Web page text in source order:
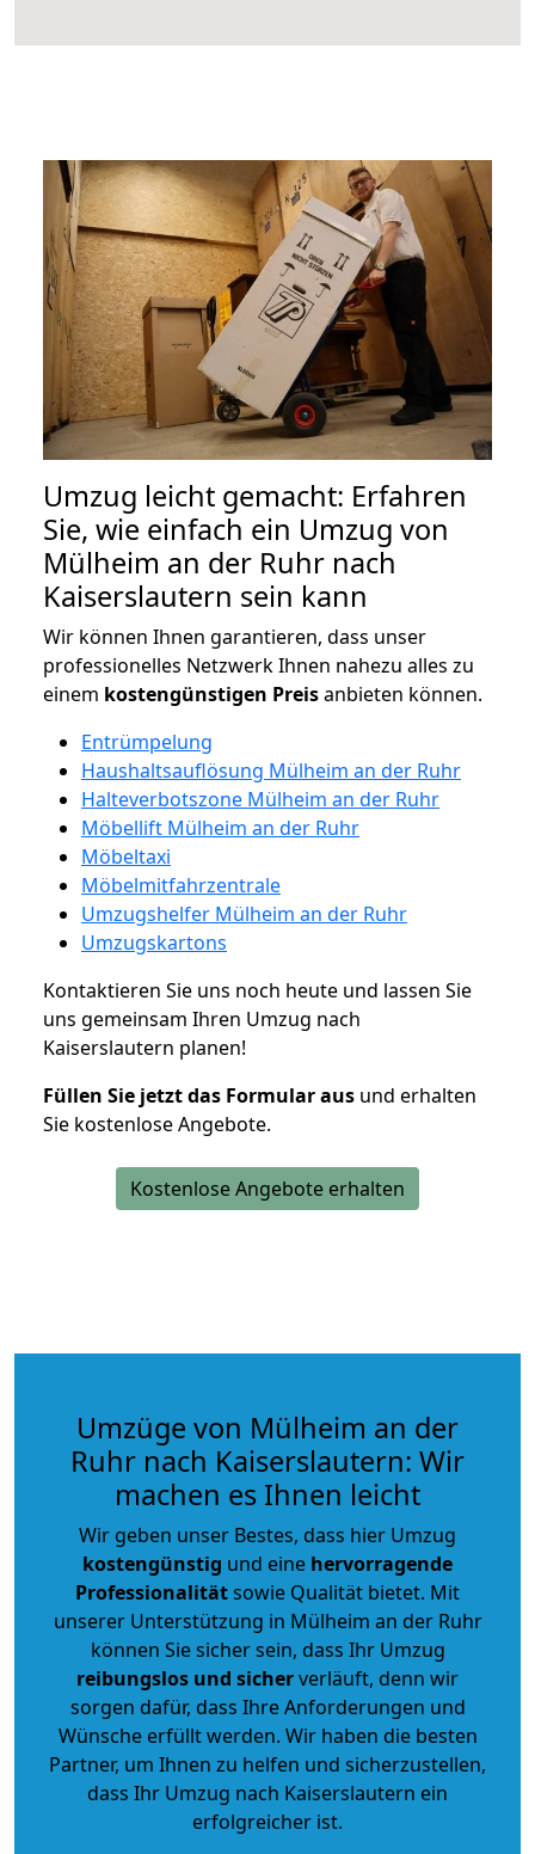
Umzug leicht gemacht: Erfahren
Sie, wie einfach ein Umzug von
Mülheim an der Ruhr nach
Kaiserslautern sein kann
Wir können Ihnen garantieren, dass unser
professionelles Netzwerk Ihnen nahezu alles zu
einem kostengünstigen Preisanbieten können.
Entrümpelung
Haushaltsauflösung Mülheim an der Ruhr
Halteverbotszone Mülheim an der Ruhr
Möbellift Mülheim an der Ruhr
Möbeltaxi
Möbelmitfahrzentrale
Umzugshelfer Mülheim an der Ruhr
Umzugskartons
Kontaktieren Sie uns noch heute und lassen Sie
uns gemeinsam Ihren Umzug nach
Kaiserslautern planen!
Füllen Sie jetzt das Formular aus und erhalten
Sie kostenlose Angebote.
Kostenlose Angebote erhalten
Umzüge von Mülheim an der
Ruhr nach Kaiserslautern: Wir
machen es Ihnen leicht
Wir geben unser Bestes, dass hier Umzug
kostengünstig und eine hervorragende
Professionalitätsowie Qualität bietet. Mit
unserer Unterstützung in Mülheim an der Ruhr
können Sie sicher sein, dass Ihr Umzug
reibungslos und sicherverläuft, denn wir
sorgen dafür, dass Ihre Anforderungen und
Wünsche erfüllt werden. Wir haben die besten
Partner, um Ihnen zu helfen und sicherzustellen,
dass Ihr Umzug nach Kaiserslautern ein
erfolgreicher ist.